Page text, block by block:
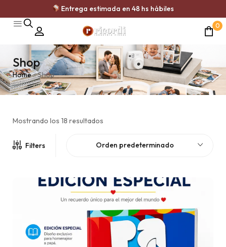
Envío GRATIS en Ramos Mejía desde $35.000
0
Shop
Home / Shop
Mostrando los 18 resultados
Filters Orden predeterminado